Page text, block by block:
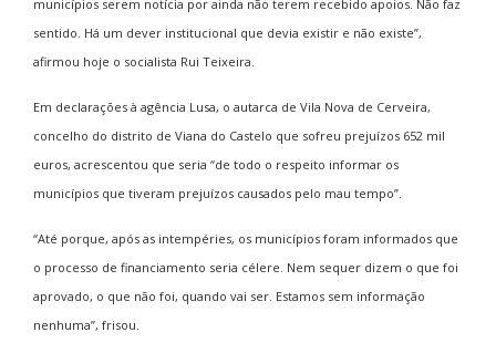
municípios serem notícia por ainda não terem recebido apoios. Não faz
sentido. Há um dever institucional que devia existir e não existe”,
afirmou hoje o socialista Rui Teixeira.
Em declarações à agência Lusa, o autarca de Vila Nova de Cerveira,
concelho do distrito de Viana do Castelo que sofreu prejuízos 652 mil
euros, acrescentou que seria “de todo o respeito informar os
municípios que tiveram prejuízos causados pelo mau tempo”.
“Até porque, após as intempéries, os municípios foram informados que
o processo de financiamento seria célere. Nem sequer dizem o que foi
aprovado, o que não foi, quando vai ser. Estamos sem informação
nenhuma”, frisou.